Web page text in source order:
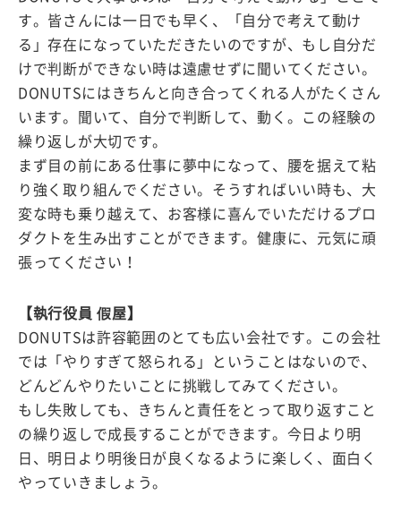
す。皆さんには一日でも早く、「自分で考えて動け
る」存在になっていただきたいのですが、もし自分だ
けで判断ができない時は遠慮せずに聞いてください。
DONUTSにはきちんと向き合ってくれる人がたくさん
います。聞いて、自分で判断して、動く。この経験の
繰り返しが大切です。
まず目の前にある仕事に夢中になって、腰を据えて粘
り強く取り組んでください。そうすればいい時も、大
変な時も乗り越えて、お客様に喜んでいただけるプロ
ダクトを生み出すことができます。健康に、元気に頑
張ってください！
【執行役員 假屋】
DONUTSは許容範囲のとても広い会社です。この会社
では「やりすぎて怒られる」ということはないので、
どんどんやりたいことに挑戦してみてください。
もし失敗しても、きちんと責任をとって取り返すこと
の繰り返しで成長することができます。今日より明
日、明日より明後日が良くなるように楽しく、面白く
やっていきましょう。